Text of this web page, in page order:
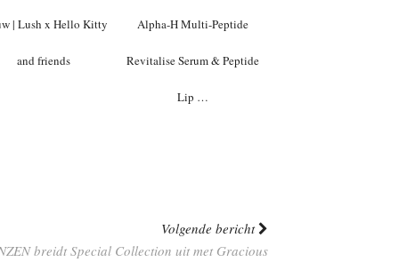
| Lush x Hello Kitty
and friends
Alpha-H Multi-Peptide
Revitalise Serum & Peptide
Lip …
Volgende bericht
breidt Special Collection uit met Gracious